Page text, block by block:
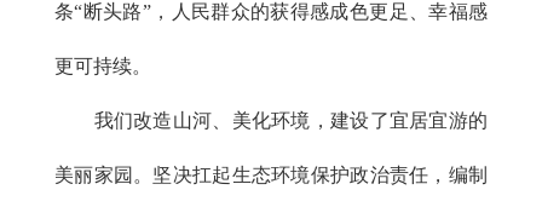
条“断头路”，人民群众的获得感成色更足、幸福感
更可持续。
我们改造山河、美化环境，建设了宜居宜游的
美丽家园。坚决扛起生态环境保护政治责任，编制